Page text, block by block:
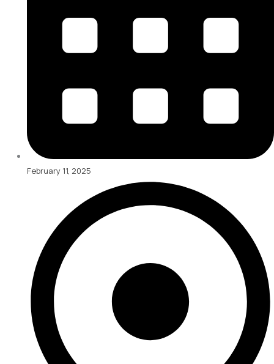
February 11, 2025